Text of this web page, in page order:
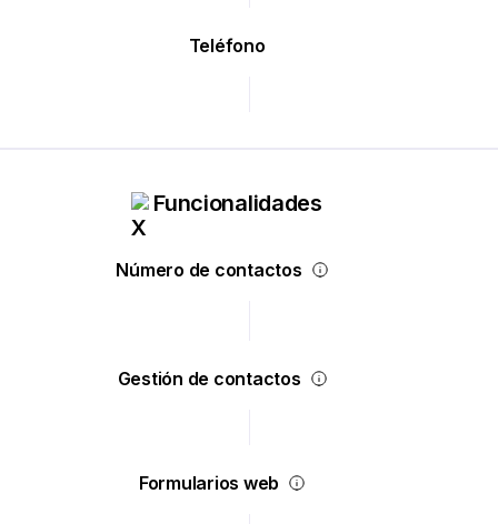
Teléfono
Funcionalidades
Número de contactos
Gestión de contactos
Formularios web